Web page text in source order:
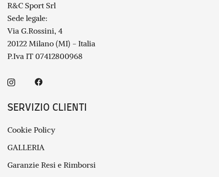
R&C Sport Srl
Sede legale:
Via G.Rossini, 4
20122 Milano (MI) - Italia
P.Iva IT 07412800968
SERVIZIO CLIENTI
Cookie Policy
GALLERIA
Garanzie Resi e Rimborsi